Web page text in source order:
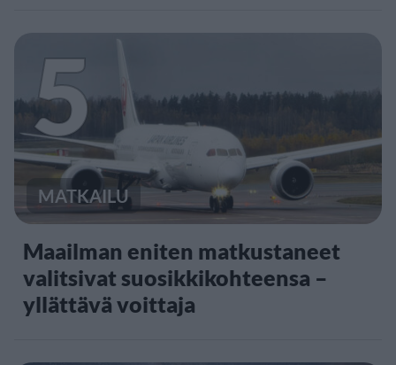
5
MATKAILU
Maailman eniten matkustaneet
valitsivat suosikkikohteensa –
yllättävä voittaja